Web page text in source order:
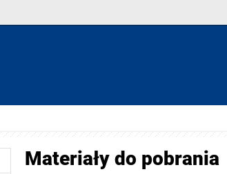
Materiały do pobrania